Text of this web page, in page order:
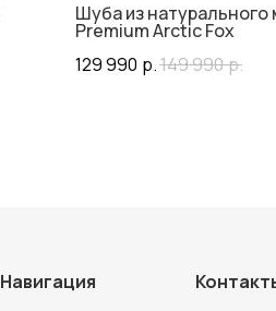
Шуба из натурального
Premium Arctic Fox
129 990 р.149 990р.
Навигация